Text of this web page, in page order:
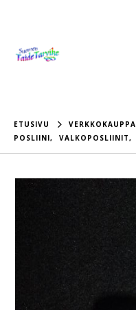
ETUSIVU
VERKKOKAUPPA
POSLIINI, VALKOPOSLIINIT,